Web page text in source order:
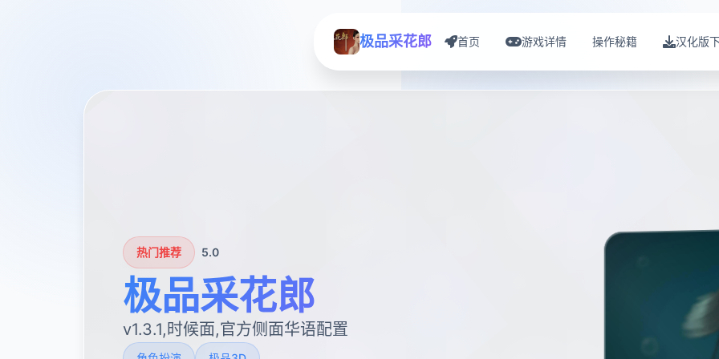
极品采花郎 首页 游戏详情 操作秘籍 汉化版
热门推荐 5.0
极品采花郎
v1.3.1,时候面,官方侧面华语配置